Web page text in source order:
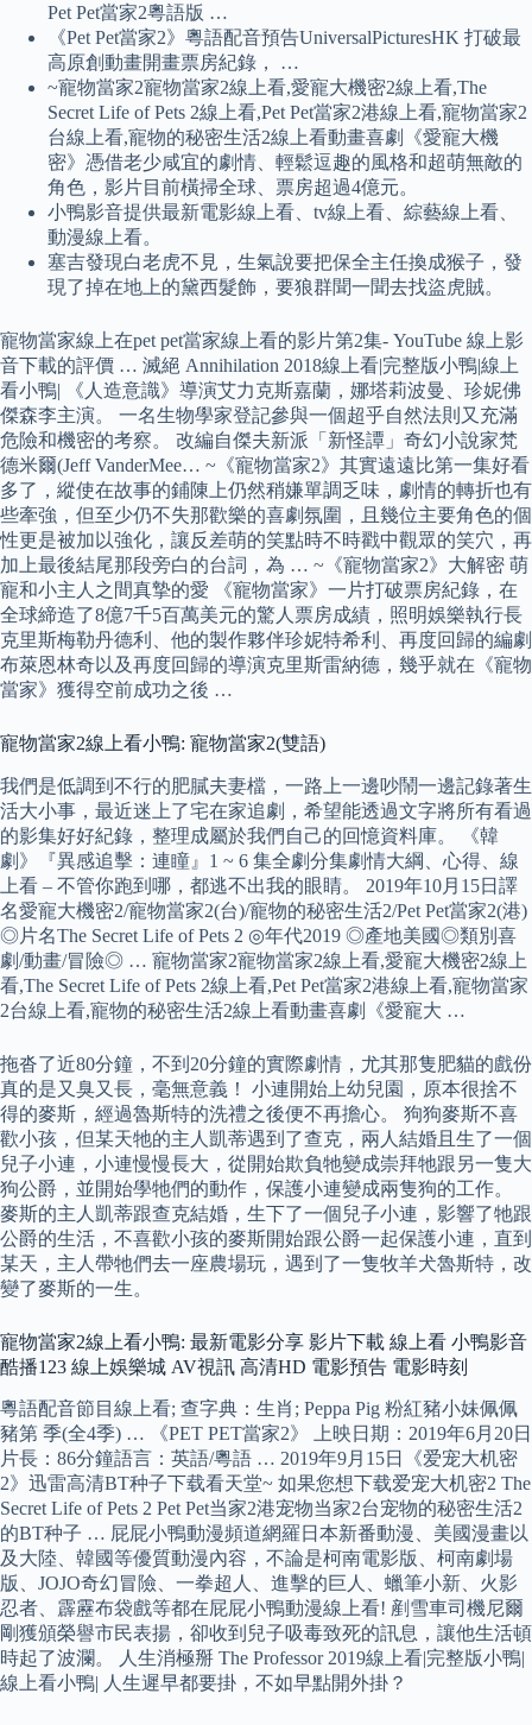
Pet Pet當家2粵語版 …
《Pet Pet當家2》粵語配音預告UniversalPicturesHK 打破最
高原創動畫開畫票房紀錄， …
~寵物當家2寵物當家2線上看,愛寵大機密2線上看,The
Secret Life of Pets 2線上看,Pet Pet當家2港線上看,寵物當家2
台線上看,寵物的秘密生活2線上看動畫喜劇《愛寵大機
密》憑借老少咸宜的劇情、輕鬆逗趣的風格和超萌無敵的
角色，影片目前橫掃全球、票房超過4億元。
小鴨影音提供最新電影線上看、tv線上看、綜藝線上看、
動漫線上看。
塞吉發現白老虎不見，生氣說要把保全主任換成猴子，發
現了掉在地上的黛西髮飾，要狼群聞一聞去找盜虎賊。
寵物當家線上在pet pet當家線上看的影片第2集- YouTube 線上影
音下載的評價 … 滅絕 Annihilation 2018線上看|完整版小鴨|線上
看小鴨| 《人造意識》導演艾力克斯嘉蘭，娜塔莉波曼、珍妮佛
傑森李主演。 一名生物學家登記參與一個超乎自然法則又充滿
危險和機密的考察。 改編自傑夫新派「新怪譚」奇幻小說家梵
德米爾(Jeff VanderMee… ~《寵物當家2》其實遠遠比第一集好看
多了，縱使在故事的鋪陳上仍然稍嫌單調乏味，劇情的轉折也有
些牽強，但至少仍不失那歡樂的喜劇氛圍，且幾位主要角色的個
性更是被加以強化，讓反差萌的笑點時不時戳中觀眾的笑穴，再
加上最後結尾那段旁白的台詞，為 … ~《寵物當家2》大解密 萌
寵和小主人之間真摯的愛 《寵物當家》一片打破票房紀錄，在
全球締造了8億7千5百萬美元的驚人票房成績，照明娛樂執行長
克里斯梅勒丹德利、他的製作夥伴珍妮特希利、再度回歸的編劇
布萊恩林奇以及再度回歸的導演克里斯雷納德，幾乎就在《寵物
當家》獲得空前成功之後 …
寵物當家2線上看小鴨: 寵物當家2(雙語)
我們是低調到不行的肥膩夫妻檔，一路上一邊吵鬧一邊記錄著生
活大小事，最近迷上了宅在家追劇，希望能透過文字將所有看過
的影集好好紀錄，整理成屬於我們自己的回憶資料庫。 《韓
劇》『異感追擊：連瞳』1 ~ 6 集全劇分集劇情大綱、心得、線
上看 – 不管你跑到哪，都逃不出我的眼睛。 2019年10月15日譯
名愛寵大機密2/寵物當家2(台)/寵物的秘密生活2/Pet Pet當家2(港)
◎片名The Secret Life of Pets 2 ◎年代2019 ◎產地美國◎類別喜
劇/動畫/冒險◎ … 寵物當家2寵物當家2線上看,愛寵大機密2線上
看,The Secret Life of Pets 2線上看,Pet Pet當家2港線上看,寵物當家
2台線上看,寵物的秘密生活2線上看動畫喜劇《愛寵大 …
拖沓了近80分鐘，不到20分鐘的實際劇情，尤其那隻肥貓的戲份
真的是又臭又長，毫無意義！ 小連開始上幼兒園，原本很捨不
得的麥斯，經過魯斯特的洗禮之後便不再擔心。 狗狗麥斯不喜
歡小孩，但某天牠的主人凱蒂遇到了查克，兩人結婚且生了一個
兒子小連，小連慢慢長大，從開始欺負牠變成崇拜牠跟另一隻大
狗公爵，並開始學牠們的動作，保護小連變成兩隻狗的工作。
麥斯的主人凱蒂跟查克結婚，生下了一個兒子小連，影響了牠跟
公爵的生活，不喜歡小孩的麥斯開始跟公爵一起保護小連，直到
某天，主人帶牠們去一座農場玩，遇到了一隻牧羊犬魯斯特，改
變了麥斯的一生。
寵物當家2線上看小鴨: 最新電影分享 影片下載 線上看 小鴨影音
酷播123 線上娛樂城 AV視訊 高清HD 電影預告 電影時刻
粵語配音節目線上看; 查字典：生肖; Peppa Pig 粉紅豬小妹佩佩
豬第 季(全4季) … 《PET PET當家2》 上映日期：2019年6月20日
片長：86分鐘語言：英語/粵語 … 2019年9月15日《爱宠大机密
2》迅雷高清BT种子下载看天堂~ 如果您想下载爱宠大机密2 The
Secret Life of Pets 2 Pet Pet当家2港宠物当家2台宠物的秘密生活2
的BT种子 … 屁屁小鴨動漫頻道網羅日本新番動漫、美國漫畫以
及大陸、韓國等優質動漫內容，不論是柯南電影版、柯南劇場
版、JOJO奇幻冒險、一拳超人、進擊的巨人、蠟筆小新、火影
忍者、霹靂布袋戲等都在屁屁小鴨動漫線上看! 剷雪車司機尼爾
剛獲頒榮譽市民表揚，卻收到兒子吸毒致死的訊息，讓他生活頓
時起了波瀾。 人生消極掰 The Professor 2019線上看|完整版小鴨|
線上看小鴨| 人生遲早都要掛，不如早點開外掛？